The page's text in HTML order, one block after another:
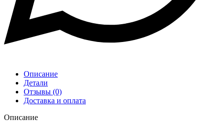
Описание
Детали
Отзывы (0)
Доставка и оплата
Описание